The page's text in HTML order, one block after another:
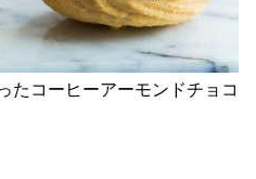
コーヒーアーモンドチョコ